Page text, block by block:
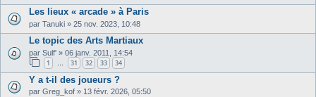
Les lieux « arcade » à Paris
par Tanuki » 25 nov. 2023, 10:48
Le topic des Arts Martiaux
par Sulf' » 06 janv. 2011, 14:54
1 31 32 33 34
Y a t-il des joueurs ?
par Greg_kof » 13 févr. 2026, 05:50